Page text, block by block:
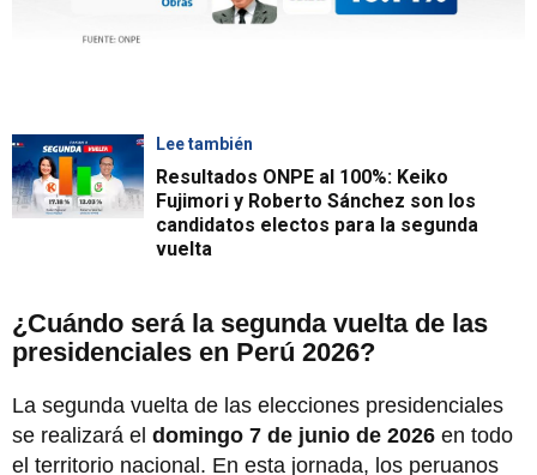
Lee también
Resultados ONPE al 100%: Keiko
Fujimori y Roberto Sánchez son los
candidatos electos para la segunda
vuelta
¿Cuándo será la segunda vuelta de las
presidenciales en Perú 2026?
La segunda vuelta de las elecciones presidenciales
se realizará el domingo 7 de junio de 2026 en todo
el territorio nacional. En esta jornada, los peruanos